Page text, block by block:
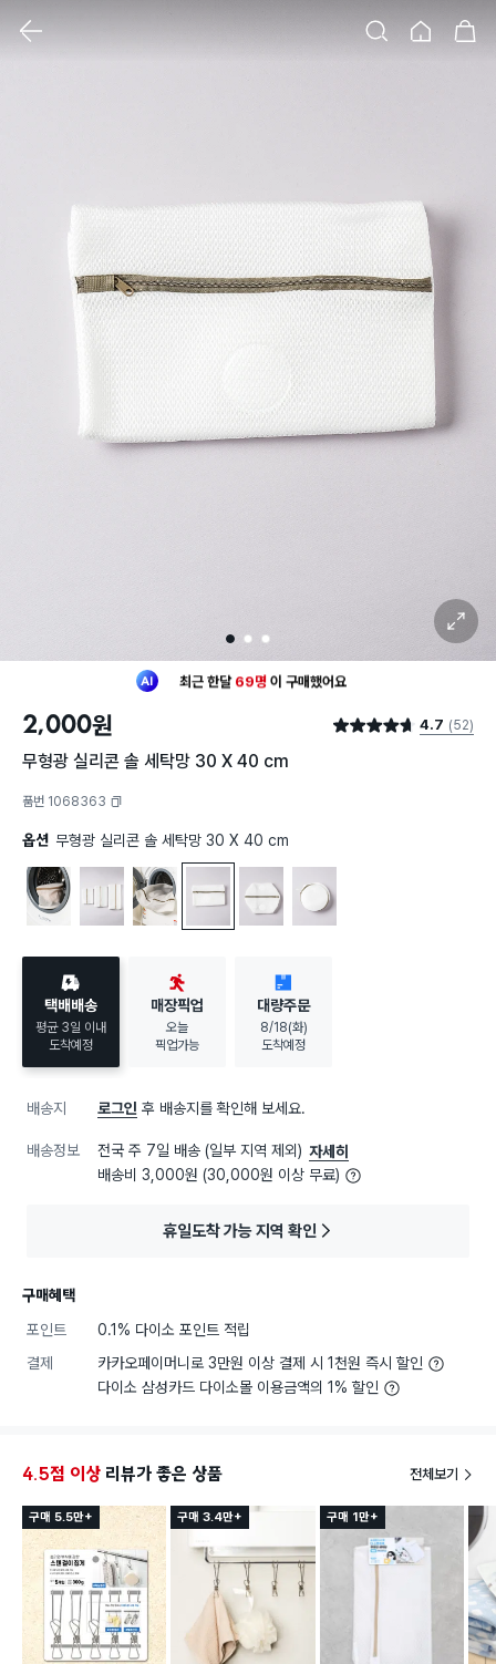
1 2 3
확대 보기
최근 한달 69명 이 구매했어요
구매했어요
2,000원 별점 4.7점 4.7 (52)
무형광 실리콘 솔 세탁망 30 X 40 cm
품번 1068363
옵션 무형광 실리콘 솔 세탁망 30 X 40 cm
무형광 프레임 속옷 세탁망 16 X 16 X 15 cm
무형광 이중 세탁망 3종 세트
무형광 실리콘 솔 세탁망 50 X 60 cm
무형광 실리콘 솔 세탁망 30 X 40 cm
택배배송
평균 3일 이내
도착예정
매장픽업
오늘
픽업가능
대량주문
8/18(화)
도착예정
배송지 로그인 후 배송지를 확인해 보세요.
배송정보 전국 주 7일 배송 (일부 지역 제외) 자세히
배송비 3,000원 (30,000원 이상 무료)
휴일도착 가능 지역 확인
구매혜택
포인트
0.1% 다이소 포인트 적립
결제
카카오페이머니로 3만원 이상 결제 시 1천원 즉시 할인
다이소 삼성카드 다이소몰 이용금액의 1% 할인
4.5점 이상 리뷰가 좋은 상품 전체보기
구매 5.5만+ 구매 3.4만+ 구매 1만+